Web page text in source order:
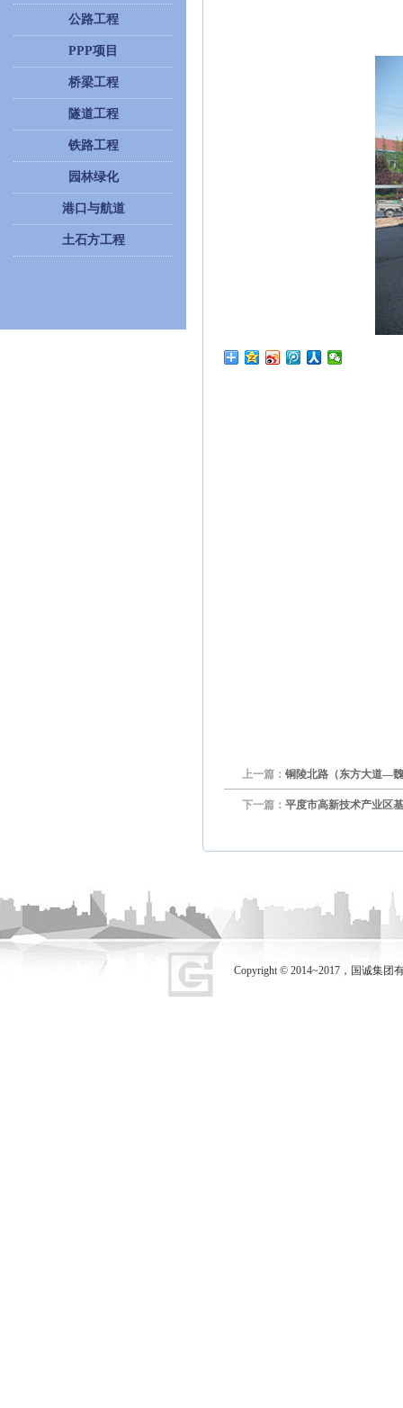
公路工程
PPP项目
桥梁工程
隧道工程
铁路工程
园林绿化
港口与航道
土石方工程
上一篇： 铜陵北路（东方大道—
下一篇： 平度市高新技术产业区
Copyright © 2014~2017，国诚集团